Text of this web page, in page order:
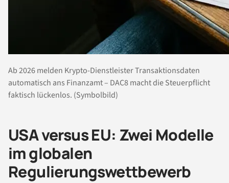
Ab 2026 melden Krypto-Dienstleister Transaktionsdaten
automatisch ans Finanzamt – DAC8 macht die Steuerpflicht
faktisch lückenlos. (Symbolbild)
USA versus EU: Zwei Modelle
im globalen
Regulierungswettbewerb